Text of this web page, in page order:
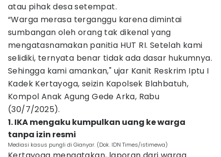
atau pihak desa setempat.
“Warga merasa terganggu karena dimintai
sumbangan oleh orang tak dikenal yang
mengatasnamakan panitia HUT RI. Setelah kami
selidiki, ternyata benar tidak ada dasar hukumnya.
Sehingga kami amankan," ujar Kanit Reskrim Iptu I
Kadek Kertayoga, seizin Kapolsek Blahbatuh,
Kompol Anak Agung Gede Arka, Rabu
(30/7/2025).
1. IKA mengaku kumpulkan uang ke warga
tanpa izin resmi
Mediasi kasus pungli di Gianyar. (Dok. IDN Times/istimewa)